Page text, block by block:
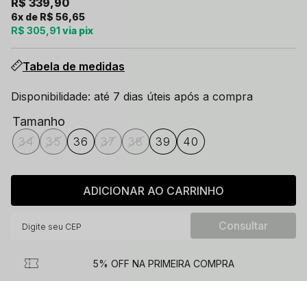
R$ 305,91 via pix
R$ 339,90
6x R$ 56,65
Tabela de medidas
Disponibilidade: até 7 dias úteis após a compra
34 35 36 37 38 39 40
ADICIONAR AO CARRINHO
5% OFF NA PRIMEIRA COMPRA